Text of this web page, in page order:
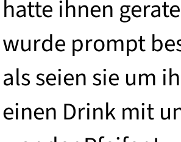
hatte ihnen
wurde prompt
als seien sie um
einen Drink mit